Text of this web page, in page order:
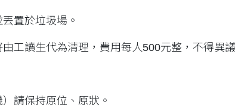
置於垃圾場。
工讀生代為清理，費用每人500元整，不得異
請保持原位、原狀。